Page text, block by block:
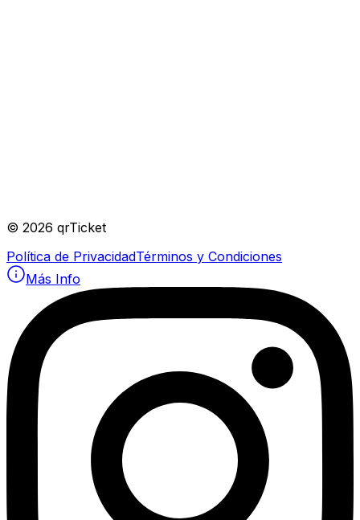
© 2026 qrTicket
Política de PrivacidadTérminos y Condiciones
Más Info